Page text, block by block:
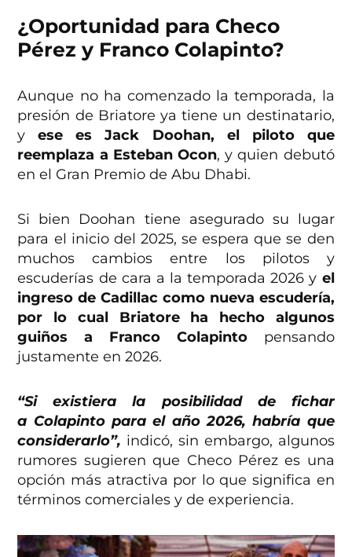
¿Oportunidad para Checo
Pérez y Franco Colapinto?
Aunque no ha comenzado la temporada, la
presión de Briatore ya tiene un destinatario,
y ese es Jack Doohan, el piloto que
reemplaza a Esteban Ocon, y quien debutó
en el Gran Premio de Abu Dhabi.
Si bien Doohan tiene asegurado su lugar
para el inicio del 2025, se espera que se den
muchos cambios entre los pilotos y
escuderías de cara a la temporada 2026 y el
ingreso de Cadillac como nueva escudería,
por lo cual Briatore ha hecho algunos
guiños a Franco Colapintopensando
justamente en 2026.
“Si existiera la posibilidad de fichar
a Colapinto para el año 2026, habría que
considerarlo”, indicó, sin embargo, algunos
rumores sugieren que Checo Pérez es una
opción más atractiva por lo que significa en
términos comerciales y de experiencia.